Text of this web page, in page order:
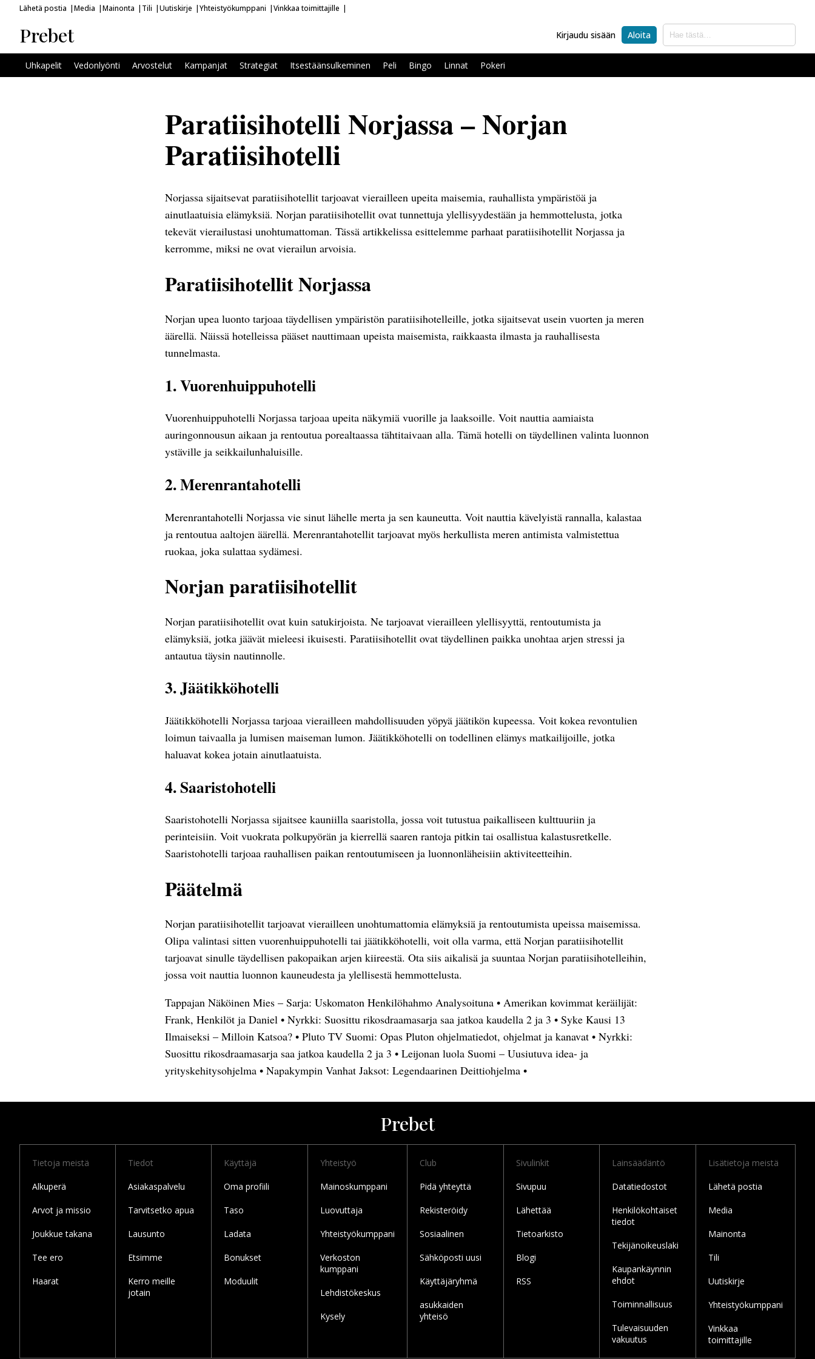
Lähetä postia Media Mainonta Tili Uutiskirje Yhteistyökumppani Vinkkaa toimittajille
Prebet Kirjaudu sisään Aloita
Uhkapelit Vedonlyönti Arvostelut Kampanjat Strategiat Itsestäänsulkeminen Peli Bingo Linnat Pokeri
Paratiisihotelli Norjassa – Norjan
Paratiisihotelli
Norjassa sijaitsevat paratiisihotellit tarjoavat vierailleen upeita maisemia, rauhallista ympäristöä ja
ainutlaatuisia elämyksiä. Norjan paratiisihotellit ovat tunnettuja ylellisyydestään ja hemmottelusta, jotka
tekevät vierailustasi unohtumattoman. Tässä artikkelissa esittelemme parhaat paratiisihotellit Norjassa ja
kerromme, miksi ne ovat vierailun arvoisia.
Paratiisihotellit Norjassa
Norjan upea luonto tarjoaa täydellisen ympäristön paratiisihotelleille, jotka sijaitsevat usein vuorten ja meren
äärellä. Näissä hotelleissa pääset nauttimaan upeista maisemista, raikkaasta ilmasta ja rauhallisesta
tunnelmasta.
1. Vuorenhuippuhotelli
Vuorenhuippuhotelli Norjassa tarjoaa upeita näkymiä vuorille ja laaksoille. Voit nauttia aamiaista
auringonnousun aikaan ja rentoutua porealtaassa tähtitaivaan alla. Tämä hotelli on täydellinen valinta luonnon
ystäville ja seikkailunhaluisille.
2. Merenrantahotelli
Merenrantahotelli Norjassa vie sinut lähelle merta ja sen kauneutta. Voit nauttia kävelyistä rannalla, kalastaa
ja rentoutua aaltojen äärellä. Merenrantahotellit tarjoavat myös herkullista meren antimista valmistettua
ruokaa, joka sulattaa sydämesi.
Norjan paratiisihotellit
Norjan paratiisihotellit ovat kuin satukirjoista. Ne tarjoavat vierailleen ylellisyyttä, rentoutumista ja
elämyksiä, jotka jäävät mieleesi ikuisesti. Paratiisihotellit ovat täydellinen paikka unohtaa arjen stressi ja
antautua täysin nautinnolle.
3. Jäätikköhotelli
Jäätikköhotelli Norjassa tarjoaa vierailleen mahdollisuuden yöpyä jäätikön kupeessa. Voit kokea revontulien
loimun taivaalla ja lumisen maiseman lumon. Jäätikköhotelli on todellinen elämys matkailijoille, jotka
haluavat kokea jotain ainutlaatuista.
4. Saaristohotelli
Saaristohotelli Norjassa sijaitsee kauniilla saaristolla, jossa voit tutustua paikalliseen kulttuuriin ja
perinteisiin. Voit vuokrata polkupyörän ja kierrellä saaren rantoja pitkin tai osallistua kalastusretkelle.
Saaristohotelli tarjoaa rauhallisen paikan rentoutumiseen ja luonnonläheisiin aktiviteetteihin.
Päätelmä
Norjan paratiisihotellit tarjoavat vierailleen unohtumattomia elämyksiä ja rentoutumista upeissa maisemissa.
Olipa valintasi sitten vuorenhuippuhotelli tai jäätikköhotelli, voit olla varma, että Norjan paratiisihotellit
tarjoavat sinulle täydellisen pakopaikan arjen kiireestä. Ota siis aikalisä ja suuntaa Norjan paratiisihotelleihin,
jossa voit nauttia luonnon kauneudesta ja ylellisestä hemmottelusta.
Tappajan Näköinen Mies – Sarja: Uskomaton Henkilöhahmo Analysoituna • Amerikan kovimmat keräilijät:
Frank, Henkilöt ja Daniel • Nyrkki: Suosittu rikosdraamasarja saa jatkoa kaudella 2 ja 3 • Syke Kausi 13
Ilmaiseksi – Milloin Katsoa? • Pluto TV Suomi: Opas Pluton ohjelmatiedot, ohjelmat ja kanavat • Nyrkki:
Suosittu rikosdraamasarja saa jatkoa kaudella 2 ja 3 • Leijonan luola Suomi – Uusiutuva idea- ja
yrityskehitysohjelma • Napakympin Vanhat Jaksot: Legendaarinen Deittiohjelma •
Prebet
Lisätietoja meistä
Lähetä postia
Media
Mainonta
Tili
Uutiskirje
Yhteistyökumppani
Vinkkaa
toimittajille
Tietoja meistä
Alkuperä
Arvot ja missio
Joukkue takana
Tee ero
Haarat
Tiedot
Asiakaspalvelu
Tarvitsetko apua
Lausunto
Etsimme
Kerro meille
jotain
Käyttäjä
Oma profiili
Taso
Ladata
Bonukset
Moduulit
Yhteistyö
Mainoskumppani
Luovuttaja
Yhteistyökumppani
Verkoston
kumppani
Lehdistökeskus
Kysely
Club
Pidä yhteyttä
Rekisteröidy
Sosiaalinen
Sähköposti uusi
Käyttäjäryhmä
asukkaiden
yhteisö
Sivulinkit
Sivupuu
Lähettää
Tietoarkisto
Blogi
RSS
Lainsäädäntö
Datatiedostot
Henkilökohtaiset
tiedot
Tekijänoikeuslaki
Kaupankäynnin
ehdot
Toiminnallisuus
Tulevaisuuden
vakuutus